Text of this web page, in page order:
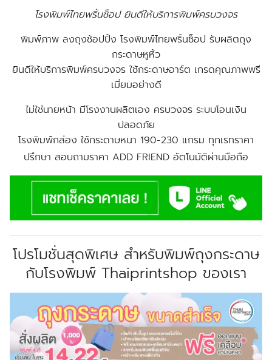
โรงพิมพ์ไทยพริ้นช็อป ยินดีให้บริการพิมพ์ครบวงจร
พิมพ์ภาพ ลงถุงช้อปปิ้ง โรงพิมพ์ไทยพริ้นช็อป รับผลิตถุง
กระดาษหูหิ้ว
ยินดีให้บริการพิมพ์ครบวงจร ใช้กระดาษอาร์ต เกรดคุณภาพพรี
เมี่ยมอย่างดี
ไม่ใช่นายหน้า มีโรงงานผลิตเอง ครบวงจร ระบบโอนเงิน
ปลอดภัย
โรงพิมพ์กล่อง ใช้กระดาษหนา 190-230 แกรม ทุกเรทราคา
ปรึกษา สอบถามราคา ADD FRIEND อัตโนมัติผ่านมือถือ
โปรโมชั่นสุดพิเศษ สำหรับพิมพ์ถุงกระดาษ
กับโรงพิมพ์ Thaiprintshop ของเรา